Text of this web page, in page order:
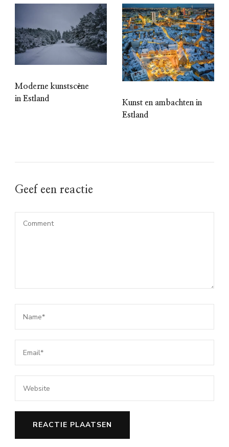
Moderne kunstscène
in Estland
Kunst en ambachten in
Estland
Geef een reactie